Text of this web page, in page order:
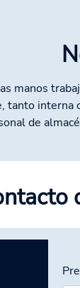
manos
de